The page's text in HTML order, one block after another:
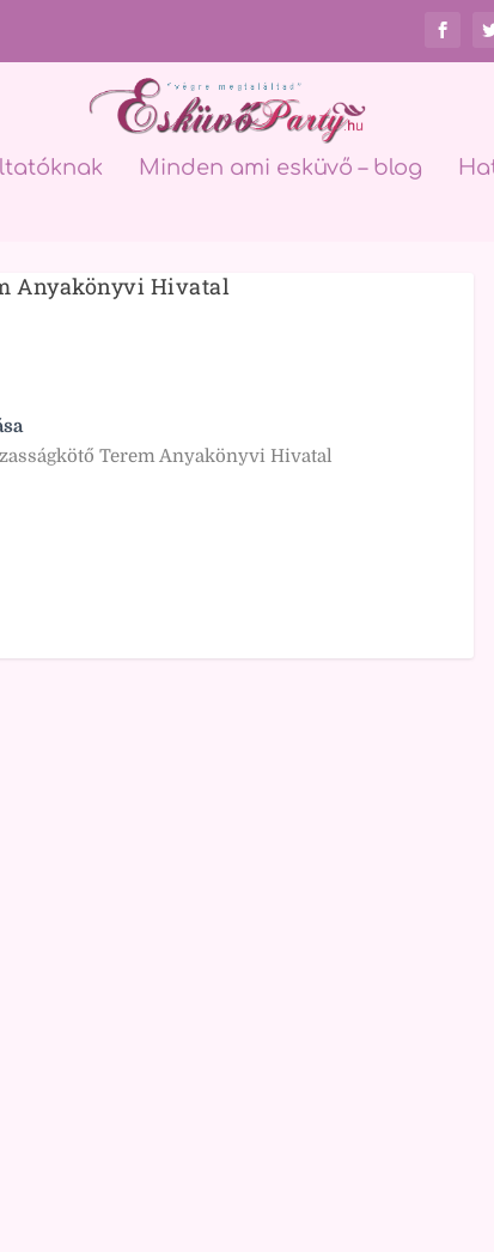
Minden ami esküvő – blog
Anyakönyvi Hivatal
Terem Anyakönyvi Hivatal